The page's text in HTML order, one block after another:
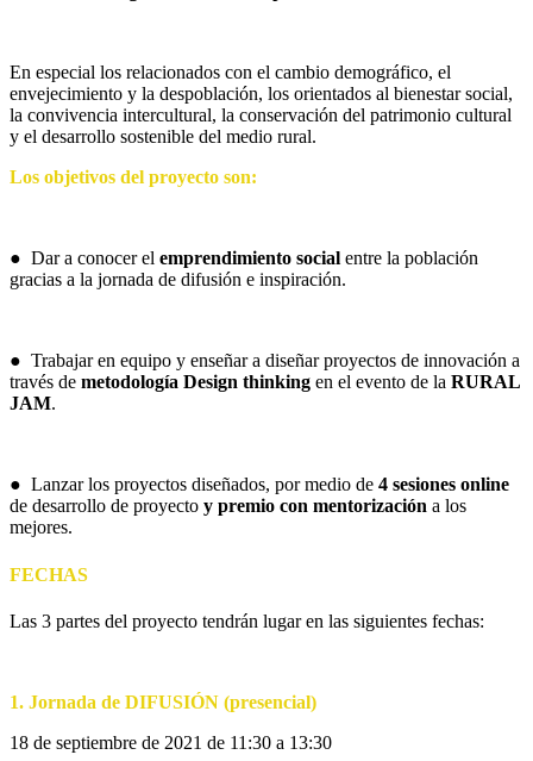
En especial los relacionados con el cambio demográfico, el
envejecimiento y la despoblación, los orientados al bienestar social,
la convivencia intercultural, la conservación del patrimonio cultural
y el desarrollo sostenible del medio rural.
Los objetivos del proyecto son:
● Dar a conocer el emprendimiento social entre la población
gracias a la jornada de difusión e inspiración.
● Trabajar en equipo y enseñar a diseñar proyectos de innovación a
través de metodología Design thinking en el evento de la RURAL
JAM.
● Lanzar los proyectos diseñados, por medio de 4 sesiones online
de desarrollo de proyecto y premio con mentorización a los
mejores.
FECHAS
Las 3 partes del proyecto tendrán lugar en las siguientes fechas:
1. Jornada de DIFUSIÓN (presencial)
18 de septiembre de 2021 de 11:30 a 13:30